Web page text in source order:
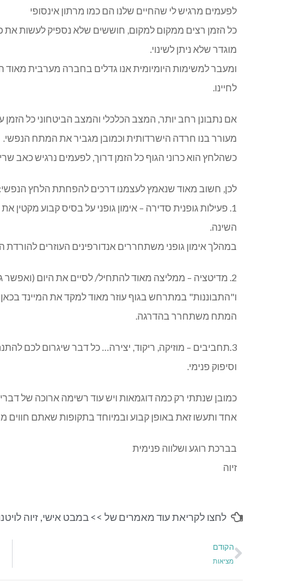
לפעמים מרגיש לי שהחיים שלנו הם כמו מרתון אינסופי
כל הזמן רצים ממקום למקום, חוששים שלא נספיק לעשות את
מוגדר שלא ניתן לשינוי.
ומעבר למשימות היומיומית אנו גדלים בחברה מערבית
לחיינו.
אם נתבונן רחב יותר, המצב הכלכלי והמצב הביטחוני כל
מעורר בנו חרדה הישרדותית וכמובן מגביר את המתח הנפשי.
כשהלחץ הוא כרוני הגוף כל הזמן דרוך, לפעמים נרגיש כאב
לכן, חשוב מאוד שנאמץ לעצמנו דרכים להפחתת הלחץ הנפשי:
1. פעילות גופנית סדירה – אימון גופני על בסיס קבוע
השינה.
במהלך אימון גופני משתחררים אנדורפינים העוזרים
2. מדיטציה – ממליצה מאוד להתחיל/ לסיים את היום
ו"התבוננות" במתרחש בגוף עוזר מאוד למקד את המיינד
המתח משתחרר בהדרגה.
3.תחביבים – מוזיקה, ריקוד, יצירה… כל דבר שיגרום לכם
וסיפוק פנימי.
כמובן שנתתי רק כמה דוגמאות ויש עוד רשימה ארוכה של
אחד ותעשו זאת באופן קבוע ובמיוחד בתקופות שאתם חווים
בברכת רוגע ושלווה פנימית
זיוה
לחצו לקריאת עוד מאמרים של >>במבט אישי,זיוה
הקודם
מציאות